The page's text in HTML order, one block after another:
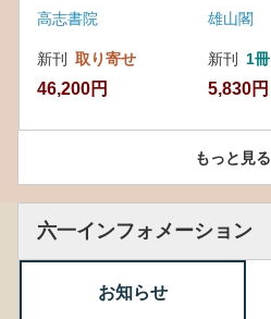
高志書院
新刊 取り寄せ
46,200円
雄山閣
新刊 1冊
5,830円
もっと見る
六一インフォメーション
お知らせ